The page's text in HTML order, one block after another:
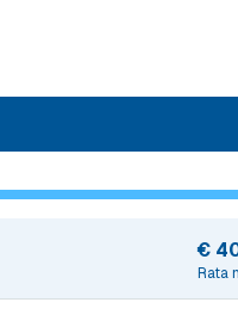
Rata
€